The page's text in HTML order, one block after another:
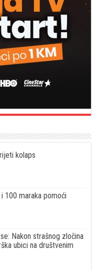
kolaps
100 maraka pomoći
Nakon strašnog zločina
ubici na društvenim